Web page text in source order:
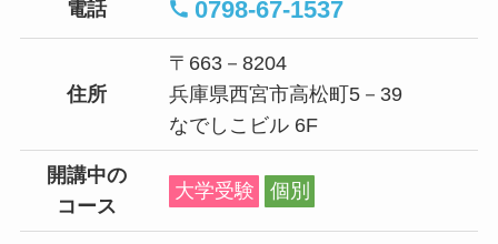
電話 0798-67-1537
住所
〒663－8204
兵庫県西宮市高松町5－39
なでしこビル 6F
開講中の
コース
大学受験 個別